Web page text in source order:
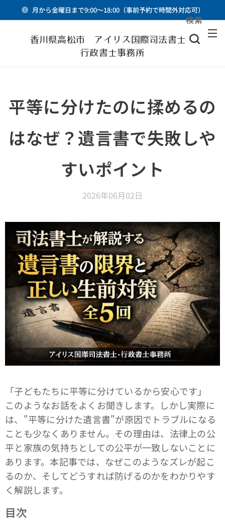
月から金曜日まで9:00～18:00（事前予約で時間外対応可）
香川県高松市 アイリス国際司法書士・
行政書士事務所
検索
平等に分けたのに揉めるの
はなぜ？遺言書で失敗しや
すいポイント
2026年06月02日
「子どもたちに平等に分けているから安心です」
このようなお話をよくお聞きします。しかし実際に
は、"平等に分けた遺言書"が原因でトラブルになる
ことも少なくありません。その理由は、法律上の公
平と家族の気持ちとしての公平が一致しないことに
あります。本記事では、なぜこのようなズレが起こ
るのか、そしてどうすれば防げるのかをわかりやす
く解説します。
目次